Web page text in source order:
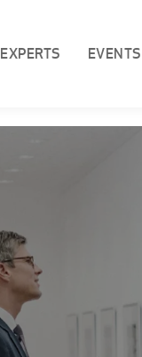
EXPERTS EVENTS